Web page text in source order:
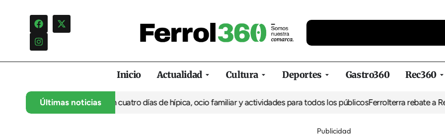
Inicio Actualidad Cultura Deportes Gastro360 Rec360
Últimas noticias
su 35º aniversario con cuatro días de hípica, ocio familiar y actividades para todos los públicosFerrolterra rebate a Renfe y
Publicidad